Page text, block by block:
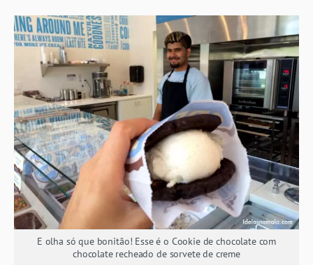
E olha só que bonitão! Esse é o Cookie de chocolate com
chocolate recheado de sorvete de creme